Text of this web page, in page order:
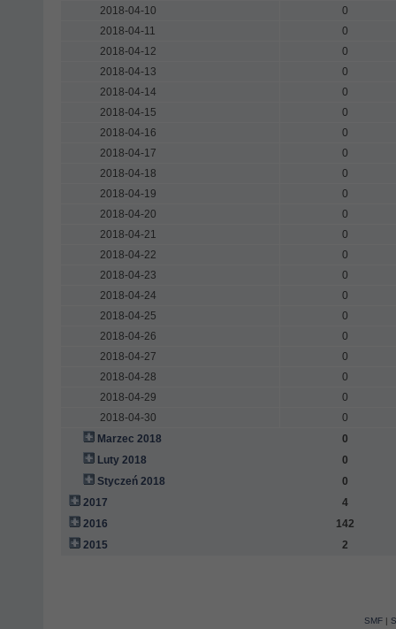
2018-04-10
0
2018-04-11
0
2018-04-12
0
2018-04-13
0
2018-04-14
0
2018-04-15
0
2018-04-16
0
2018-04-17
0
2018-04-18
0
2018-04-19
0
2018-04-20
0
2018-04-21
0
2018-04-22
0
2018-04-23
0
2018-04-24
0
2018-04-25
0
2018-04-26
0
2018-04-27
0
2018-04-28
0
2018-04-29
0
2018-04-30
0
Marzec 2018
0
Luty 2018
0
Styczeń 2018
0
2017
4
2016
142
2015
2
SMF|